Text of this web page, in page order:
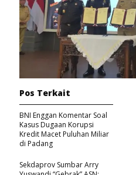
Pos Terkait
BNI Enggan Komentar Soal
Kasus Dugaan Korupsi
Kredit Macet Puluhan Miliar
di Padang
Sekdaprov Sumbar Arry